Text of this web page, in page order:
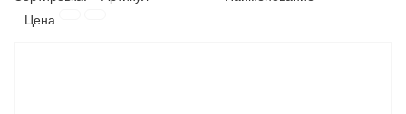
ЛАКОКРАСОЧНЫЕ МАТЕРИАЛЫ
Цена